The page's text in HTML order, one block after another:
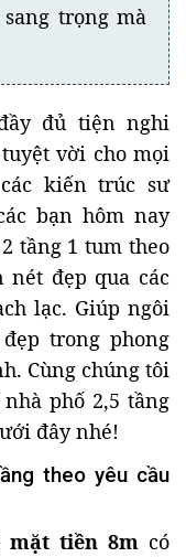
trọng mà
đủ tiện nghi
vời cho mọi
kiến trúc sư
bạn hôm nay
tầng 1 tum theo
nét đẹp qua các
lạc. Giúp ngôi
trong phong
Cùng chúng tôi
phố 2,5 tầng
đây nhé!
theo yêu cầu
mặt tiền 8m có